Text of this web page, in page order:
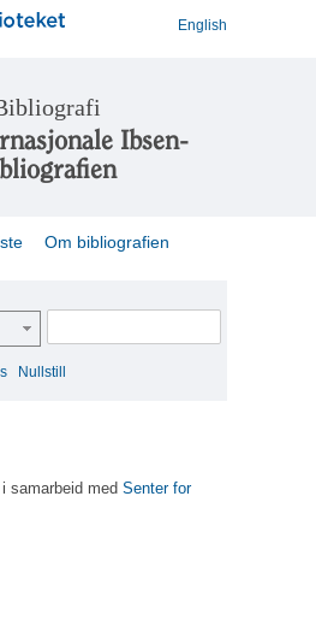
English
Ibsen-
Om bibliografien
Nullstill
samarbeid med Senter for